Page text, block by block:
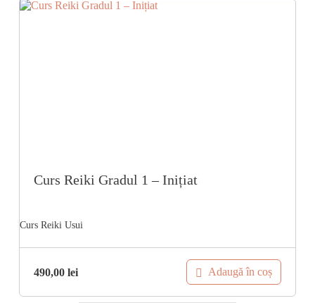
Curs Reiki Gradul 1 – Inițiat
490,00 lei Adaugă în coș